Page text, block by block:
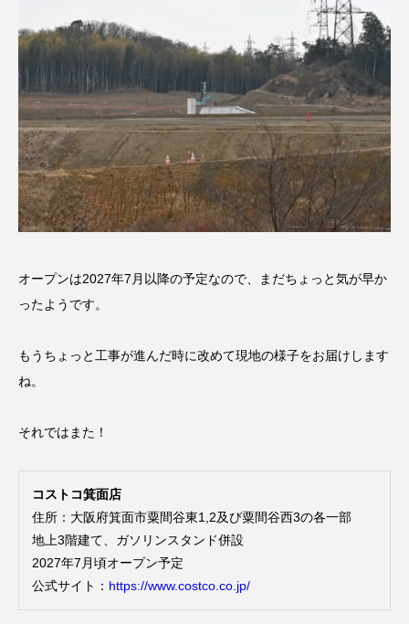
オープンは2027年7月以降の予定なので、まだちょっと気が早か
ったようです。
もうちょっと工事が進んだ時に改めて現地の様子をお届けします
ね。
それではまた！
コストコ箕面店
住所：大阪府箕面市粟間谷東1,2及び粟間谷西3の各一部
地上3階建て、ガソリンスタンド併設
2027年7月頃オープン予定
公式サイト： https://www.costco.co.jp/